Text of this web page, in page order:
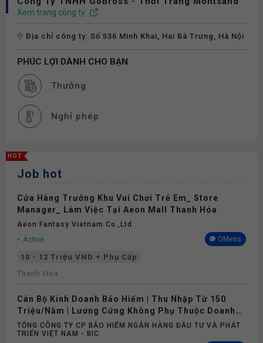
Xem trang công ty
Địa chỉ công ty: Số 536 Minh Khai, Hai Bà Trưng, Hà Nội
PHÚC LỢI DÀNH CHO BẠN
Thưởng
Nghỉ phép
HOT
Job hot
Cửa Hàng Trưởng Khu Vui Chơi Trẻ Em_ Store
Manager_ Làm Việc Tại Aeon Mall Thanh Hóa
Aeon Fantasy Vietnam Co.,ltd.
Active OMess
10 - 12 Triệu VND + Phụ Cấp
Thanh Hóa
Cán Bộ Kinh Doanh Bảo Hiểm | Thu Nhập Từ 150
Triệu/Năm | Lương Cứng Không Phụ Thuộc Doanh
Số
TỔNG CÔNG TY CP BẢO HIỂM NGÂN HÀNG ĐẦU TƯ VÀ PHÁT
TRIỂN VIỆT NAM - BIC